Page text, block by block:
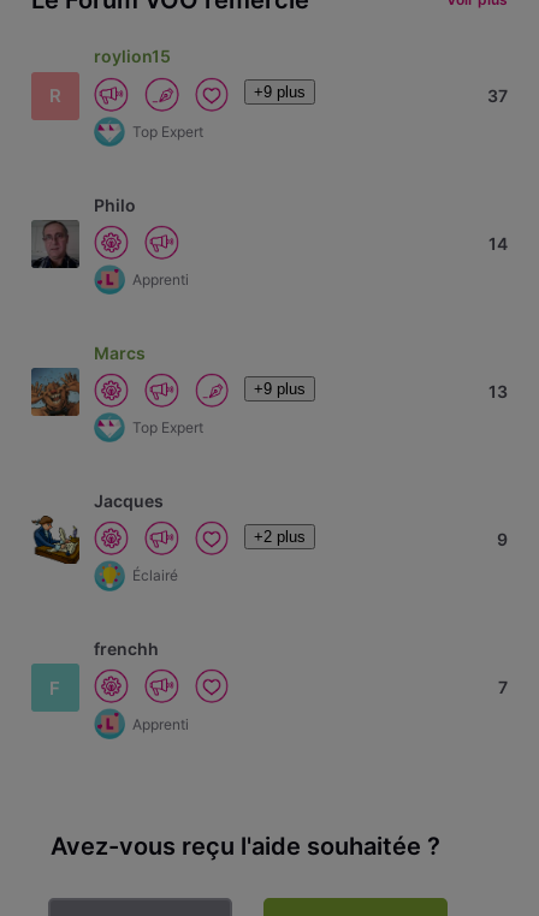
R
roylion15
+9 plus
Top Expert
37
Philo
Apprenti
14
Marcs
+9 plus
Top Expert
13
Jacques
+2 plus
Éclairé
9
F
frenchh
Apprenti
7
Avez-vous reçu l'aide souhaitée ?